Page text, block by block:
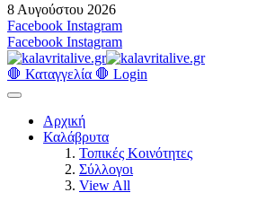
8 Αυγούστου 2026
Facebook Instagram
Facebook Instagram
🛑 Καταγγελία 🛑 Login
Αρχική
Καλάβρυτα
Τοπικές Κοινότητες
Σύλλογοι
View All